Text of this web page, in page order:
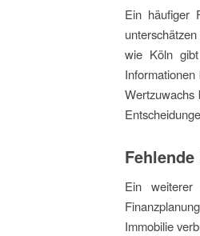
Ein häufiger
wie Köln
Wertzuwachs
Ein weiterer
Immobilie